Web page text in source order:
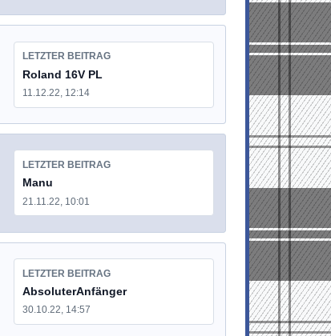
LETZTER BEITRAG
Roland 16V PL
11.12.22, 12:14
LETZTER BEITRAG
Manu
21.11.22, 10:01
LETZTER BEITRAG
AbsoluterAnfänger
30.10.22, 14:57